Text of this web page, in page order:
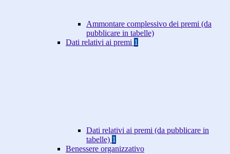
Ammontare complessivo dei premi (da
pubblicare in tabelle)
Dati relativi ai premi 1
Dati relativi ai premi (da pubblicare in
tabelle) 1
Benessere organizzativo